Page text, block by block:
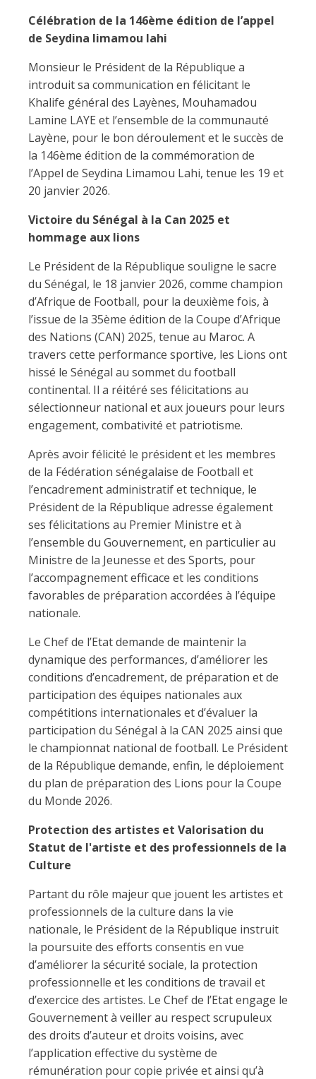
Célébration de la 146ème édition de l’appel
de Seydina limamou lahi
Monsieur le Président de la République a
introduit sa communication en félicitant le
Khalife général des Layènes, Mouhamadou
Lamine LAYE et l’ensemble de la communauté
Layène, pour le bon déroulement et le succès de
la 146ème édition de la commémoration de
l’Appel de Seydina Limamou Lahi, tenue les 19 et
20 janvier 2026.
Victoire du Sénégal à la Can 2025 et
hommage aux lions
Le Président de la République souligne le sacre
du Sénégal, le 18 janvier 2026, comme champion
d’Afrique de Football, pour la deuxième fois, à
l’issue de la 35ème édition de la Coupe d’Afrique
des Nations (CAN) 2025, tenue au Maroc. A
travers cette performance sportive, les Lions ont
hissé le Sénégal au sommet du football
continental. Il a réitéré ses félicitations au
sélectionneur national et aux joueurs pour leurs
engagement, combativité et patriotisme.
Après avoir félicité le président et les membres
de la Fédération sénégalaise de Football et
l’encadrement administratif et technique, le
Président de la République adresse également
ses félicitations au Premier Ministre et à
l’ensemble du Gouvernement, en particulier au
Ministre de la Jeunesse et des Sports, pour
l’accompagnement efficace et les conditions
favorables de préparation accordées à l’équipe
nationale.
Le Chef de l’Etat demande de maintenir la
dynamique des performances, d’améliorer les
conditions d’encadrement, de préparation et de
participation des équipes nationales aux
compétitions internationales et d’évaluer la
participation du Sénégal à la CAN 2025 ainsi que
le championnat national de football. Le Président
de la République demande, enfin, le déploiement
du plan de préparation des Lions pour la Coupe
du Monde 2026.
Protection des artistes et Valorisation du
Statut de l'artiste et des professionnels de la
Culture
Partant du rôle majeur que jouent les artistes et
professionnels de la culture dans la vie
nationale, le Président de la République instruit
la poursuite des efforts consentis en vue
d’améliorer la sécurité sociale, la protection
professionnelle et les conditions de travail et
d’exercice des artistes. Le Chef de l’Etat engage le
Gouvernement à veiller au respect scrupuleux
des droits d’auteur et droits voisins, avec
l’application effective du système de
rémunération pour copie privée et ainsi qu’à